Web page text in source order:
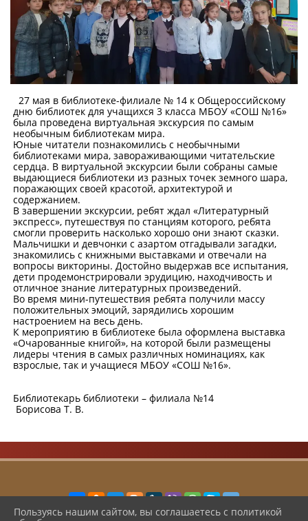
27 мая в библиотеке-филиале № 14 к Общероссийскому
дню библиотек для учащихся 3 класса МБОУ «СОШ №16»
была проведена виртуальная экскурсия по самым
необычным библиотекам мира.
Юные читатели познакомились с необычными
библиотеками мира, завораживающими читательские
сердца. В виртуальной экскурсии были собраны самые
выдающиеся библиотеки из разных точек земного шара,
поражающих своей красотой, архитектурой и
содержанием.
В завершении экскурсии, ребят ждал «Литературный
экспресс», путешествуя по станциям которого, ребята
смогли проверить насколько хорошо они знают сказки.
Мальчишки и девчонки с азартом отгадывали загадки,
знакомились с книжными выставками и отвечали на
вопросы викторины. Достойно выдержав все испытания,
дети продемонстрировали эрудицию, находчивость и
отличное знание литературных произведений.
Во время мини-путешествия ребята получили массу
положительных эмоций, зарядились хорошим
настроением на весь день.
К мероприятию в библиотеке была оформлена выставка
«Очарованные книгой», на которой были размещены
лидеры чтения в самых различных номинациях, как
взрослые, так и учащиеся МБОУ «СОШ №16».
Библиотекарь библиотеки – филиала №14
Борисова Т. В.
Пользуясь нашим сайтом, вы соглашаетесь с политикой